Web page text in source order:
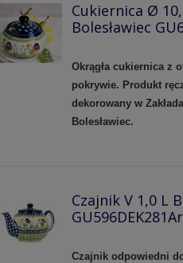
Cukiernica Ø
Bolesławiec
Okrągła cukiernica z
pokrywie. Produkt
dekorowany w
Bolesławiec.
Czajnik V 1,0 L
Czajnik odpowiedni